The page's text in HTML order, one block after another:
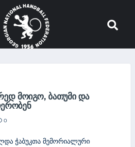
ᲛᲝᲘᲒᲝ, ᲑᲐᲗᲣᲛᲘ ᲓᲐ
0
ჭაბუკთა მემორიალური